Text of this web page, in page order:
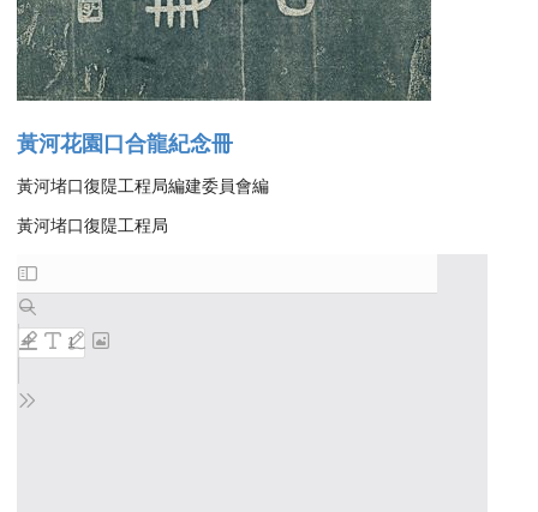
黃河花園口合龍紀念冊
黃河堵口復隄工程局編建委員會編
黃河堵口復隄工程局